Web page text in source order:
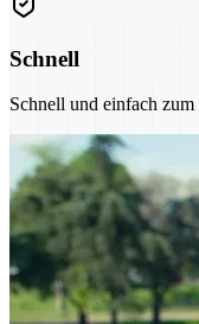
Schnell
Schnell und einfach